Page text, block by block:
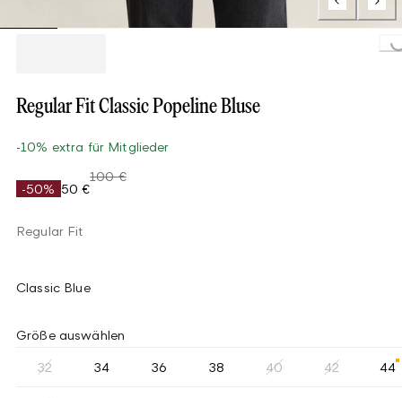
Loading...
Regular Fit Classic Popeline Bluse
-10% extra für Mitglieder
-50% 50 €
100 €
Regular Fit
Classic Blue
Größe auswählen
32 34 36 38 40 42 44